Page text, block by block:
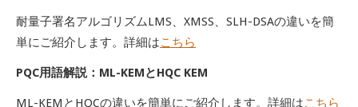
耐量子署名アルゴリズムLMS、XMSS、SLH-DSAの違いを簡
単にご紹介します。詳細はこちら
PQC用語解説：ML-KEMとHQC KEM
ML-KEMとHQCの違いを簡単にご紹介します。詳細はこちら